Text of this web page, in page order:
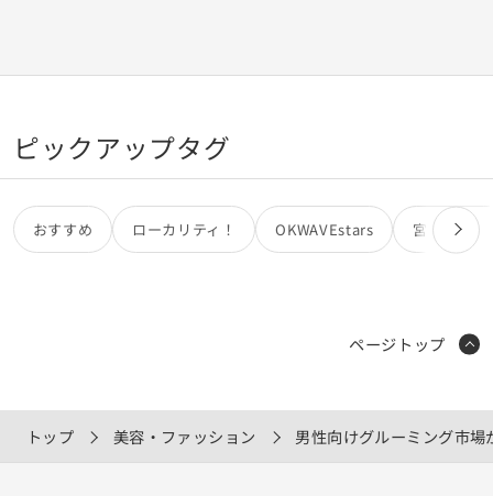
ピックアップタグ
おすすめ ローカリティ！ OKWAVEstars 宮田カオリ
トップ 美容・ファッション 男性向けグルーミング市
ページトップ